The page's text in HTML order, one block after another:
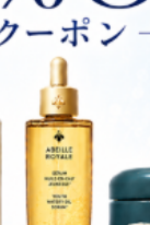
ム
オー
クリーム
ア成分
ィクリ